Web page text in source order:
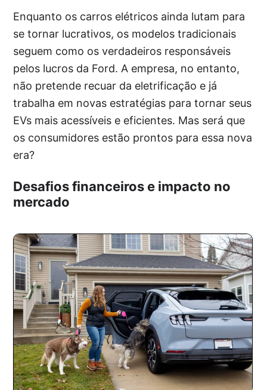
Enquanto os carros elétricos ainda lutam para
se tornar lucrativos, os modelos tradicionais
seguem como os verdadeiros responsáveis
pelos lucros da Ford. A empresa, no entanto,
não pretende recuar da eletrificação e já
trabalha em novas estratégias para tornar seus
EVs mais acessíveis e eficientes. Mas será que
os consumidores estão prontos para essa nova
era?
Desafios financeiros e impacto no
mercado